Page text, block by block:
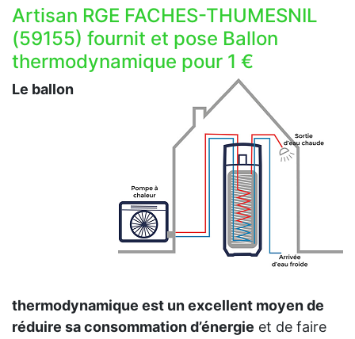
Artisan RGE FACHES-THUMESNIL
(59155) fournit et pose Ballon
thermodynamique pour 1 €
Le ballon
thermodynamique est un excellent moyen de
réduire sa consommation d’énergie et de faire